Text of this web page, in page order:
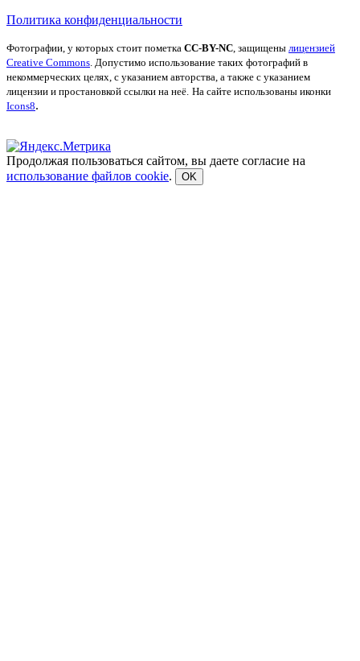
Политика конфиденциальности
Фотографии, у которых стоит пометка CC-BY-NC , защищены лицензией
Creative Commons . Допустимо использование таких фотографий в
некоммерческих целях, с указанием авторства, а также с указанием
лицензии и простановкой ссылки на неё. На сайте использованы иконки
Icons8.
Продолжая пользоваться сайтом, вы даете согласие на
использование файлов cookie. OK